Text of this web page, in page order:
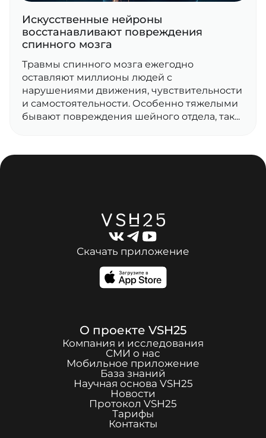
Искусственные нейроны
восстанавливают повреждения
спинного мозга
Травмы спинного мозга ежегодно
оставляют миллионы людей с
нарушениями движения, чувствительности
и самостоятельности. Особенно тяжелыми
бывают повреждения шейного отдела, так...
Скачать приложение
О проекте VSH25
Компания и исследования
СМИ о нас
Мобильное приложение
База знаний
Научная основа VSH25
Новости
Протокол VSH25
Тарифы
Контакты